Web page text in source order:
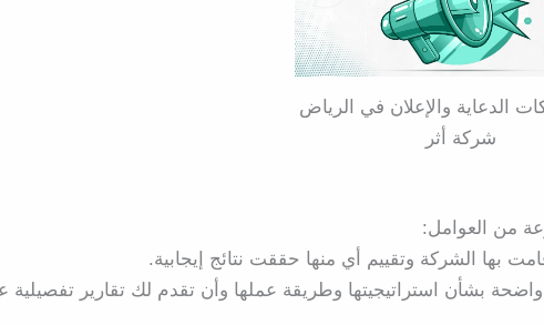
الدعاية والإعلان في الرياض
شركة أثر
من العوامل:
بها الشركة وتقييم أي منها حققت نتائج إيجابية.
بشأن استراتيجيتها وطريقة عملها وأن تقدم لك تقارير تفصيلية